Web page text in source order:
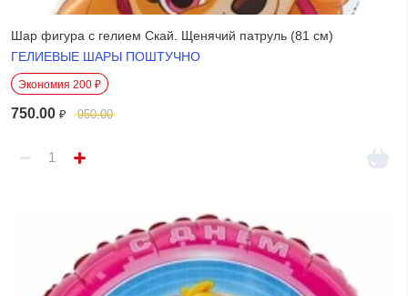
Шар фигура с гелием Скай. Щенячий патруль (81 см)
ГЕЛИЕВЫЕ ШАРЫ ПОШТУЧНО
Экономия 200 ₽
750.00 ₽ 950.00